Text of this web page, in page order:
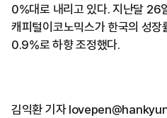
0%대로 내리고 있다. 지난달 26
캐피털이코노믹스가 한국의 성
0.9%로 하향 조정했다.
김익환 기자